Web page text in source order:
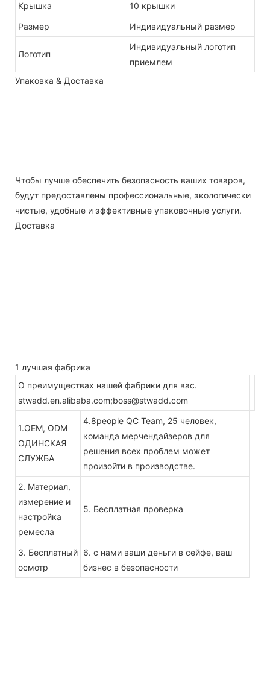
Крышка
10 крышки
Размер
Индивидуальный размер
Логотип
Индивидуальный логотип
приемлем
Упаковка & Доставка
Чтобы лучше обеспечить безопасность ваших товаров,
будут предоставлены профессиональные, экологически
чистые, удобные и эффективные упаковочные услуги.
Доставка
1 лучшая фабрика
О преимуществах нашей фабрики для вас.
stwadd.en.alibaba.com;boss@stwadd.com
1.OEM, ODM
ОДИНСКАЯ
СЛУЖБА
4.8people QC Team, 25 человек,
команда мерчендайзеров для
решения всех проблем может
произойти в производстве.
2. Материал,
измерение и
настройка
ремесла
5. Бесплатная проверка
3. Бесплатный
осмотр
6. с нами ваши деньги в сейфе, ваш
бизнес в безопасности